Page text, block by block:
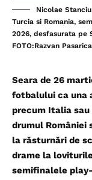
Nicolae
Turcia si Romania,
2026, desfasurata pe
FOTO:Razvan
Seara de 26
fotbalului ca una
precum Italia
drumul României
la răsturnări de
drame la
semifinalele